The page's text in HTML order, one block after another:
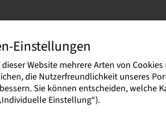
Einstellungen
Website mehrere Arten von
die Nutzerfreundlichkeit unseres
Sie können entscheiden, welche
Einstellung“).